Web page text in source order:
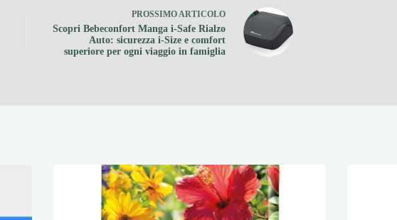
PROSSIMO ARTICOLO
Scopri Bebeconfort Manga i-Safe Rialzo
Auto: sicurezza i-Size e comfort
superiore per ogni viaggio in famiglia